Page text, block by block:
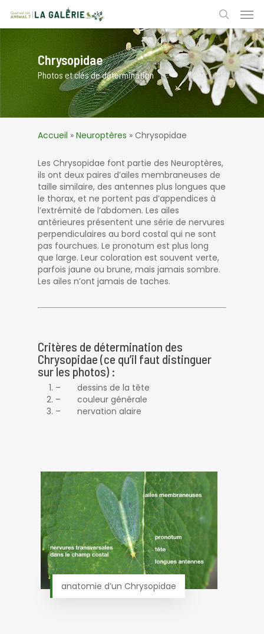
main
content
search
Chrysopidae
Photos et clés de détermination
Accueil » Neuroptères » Chrysopidae
Les Chrysopidae font partie des Neuroptères,
ils ont deux paires d’ailes membraneuses de
taille similaire, des antennes plus longues que
le thorax, et ne portent pas d’appendices à
l’extrémité de l’abdomen. Les ailes
antérieures présentent une série de nervures
perpendiculaires au bord costal qui ne sont
pas fourchues. Le pronotum est plus long
que large. Leur coloration est souvent verte,
parfois jaune ou brune, mais jamais sombre.
Les ailes n’ont jamais de taches.
Critères de détermination des
Chrysopidae (ce qu’il faut distinguer
sur les photos) :
– dessins de la tête
– couleur générale
– nervation alaire
anatomie d’un Chrysopidae